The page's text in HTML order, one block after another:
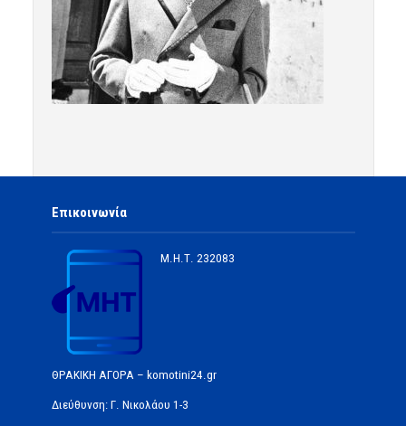
Επικοινωνία
Μ.Η.Τ. 232083
ΘΡΑΚΙΚΗ ΑΓΟΡΑ – komotini24.gr
Διεύθυνση: Γ. Νικολάου 1-3